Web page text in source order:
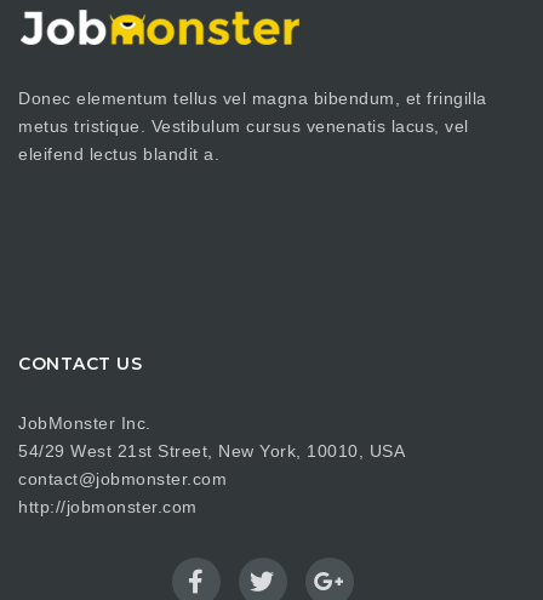
Donec elementum tellus vel magna bibendum, et fringilla
metus tristique. Vestibulum cursus venenatis lacus, vel
eleifend lectus blandit a.
CONTACT US
JobMonster Inc.
54/29 West 21st Street, New York, 10010, USA
contact@jobmonster.com
http://jobmonster.com